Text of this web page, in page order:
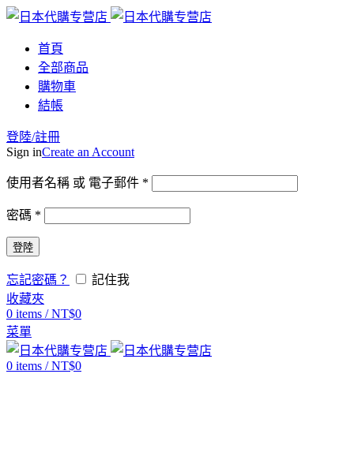
首頁
全部商品
購物車
結帳
登陸/註冊
Sign inCreate an Account
使用者名稱 或 電子郵件 *
密碼 *
登陸
忘記密碼？
記住我
收藏夾
0 items / NT$0
菜單
0 items / NT$0